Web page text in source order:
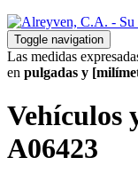
Toggle navigation
Las medidas
en pulgadas y
Vehículos
A06423